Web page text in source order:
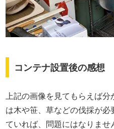
コンテナ設置後の感想
上記の画像を見てもらえば
は木や笹、草などの伐採が
ていれば、問題にはなりま